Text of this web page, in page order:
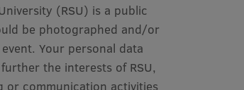
(RSU) is a public
be photographed and/or
Your personal data
the interests of RSU,
or communication activities